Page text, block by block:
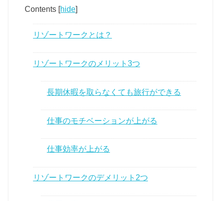
Contents [hide]
リゾートワークとは？
リゾートワークのメリット3つ
長期休暇を取らなくても旅行ができる
仕事のモチベーションが上がる
仕事効率が上がる
リゾートワークのデメリット2つ